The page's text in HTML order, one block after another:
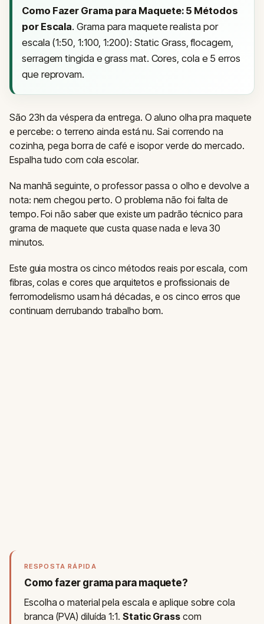
Como Fazer Grama para Maquete: 5 Métodos
por Escala. Grama para maquete realista por
escala (1:50, 1:100, 1:200): Static Grass, flocagem,
serragem tingida e grass mat. Cores, cola e 5 erros
que reprovam.
São 23h da véspera da entrega. O aluno olha pra maquete
e percebe: o terreno ainda está nu. Sai correndo na
cozinha, pega borra de café e isopor verde do mercado.
Espalha tudo com cola escolar.
Na manhã seguinte, o professor passa o olho e devolve a
nota: nem chegou perto. O problema não foi falta de
tempo. Foi não saber que existe um padrão técnico para
grama de maquete que custa quase nada e leva 30
minutos.
Este guia mostra os cinco métodos reais por escala, com
fibras, colas e cores que arquitetos e profissionais de
ferromodelismo usam há décadas, e os cinco erros que
continuam derrubando trabalho bom.
RESPOSTA RÁPIDA
Como fazer grama para maquete?
Escolha o material pela escala e aplique sobre cola
branca (PVA) diluída 1:1. Static Grasscom